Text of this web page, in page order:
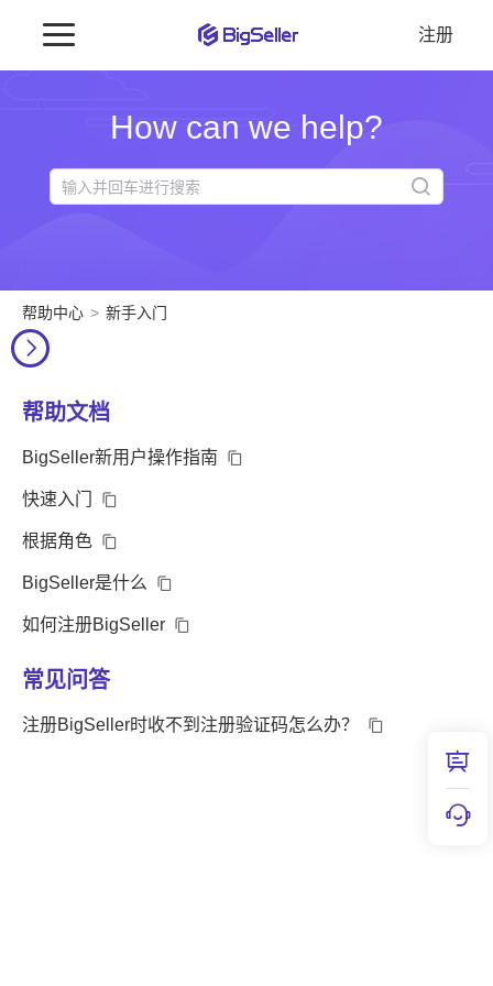
注册
How can we help?
帮助中心 新手入门
帮助文档
BigSeller新用户操作指南
快速入门
根据角色
BigSeller是什么
如何注册BigSeller
常见问答
注册BigSeller时收不到注册验证码怎么办？